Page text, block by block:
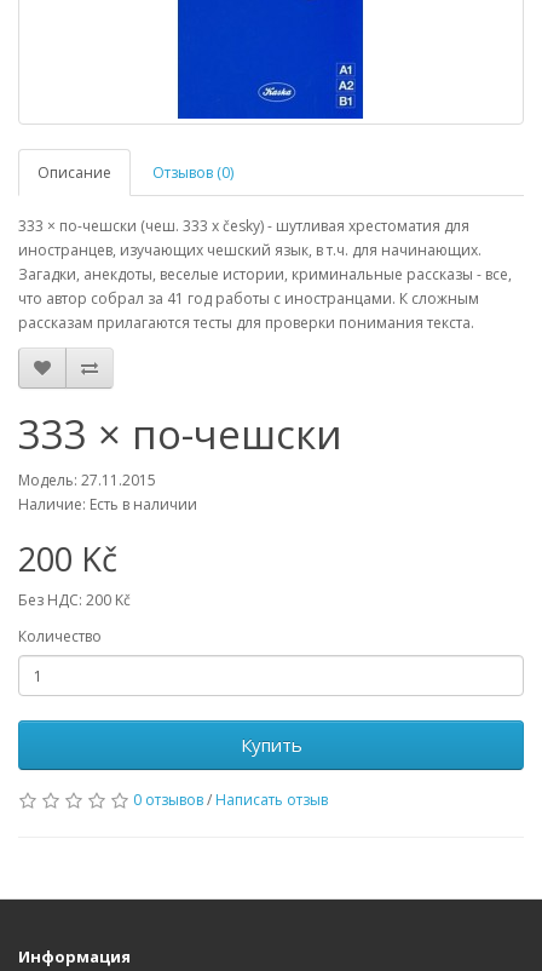
Описание Отзывов (0)
333 × по-чешски (чеш. 333 x česky) - шутливая хрестоматия для
иностранцев, изучающих чешский язык, в т.ч. для начинающих.
Загадки, анекдоты, веселые истории, криминальные рассказы - все,
что автор собрал за 41 год работы с иностранцами. К сложным
рассказам прилагаются тесты для проверки понимания текста.
333 × по-чешски
Модель: 27.11.2015
Наличие: Есть в наличии
200 Kč
Без НДС: 200 Kč
Количество
Купить
0 отзывов/ Написать отзыв
Информация